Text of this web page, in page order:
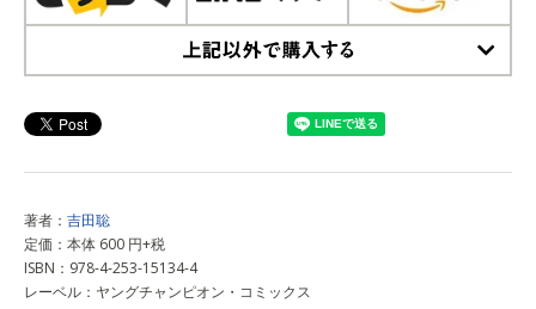
著者： 吉田聡
定価：本体 600 円+税
ISBN：978-4-253-15134-4
レーベル：ヤングチャンピオン・コミックス